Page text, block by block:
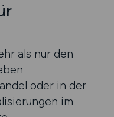
als nur den
oder in der
im